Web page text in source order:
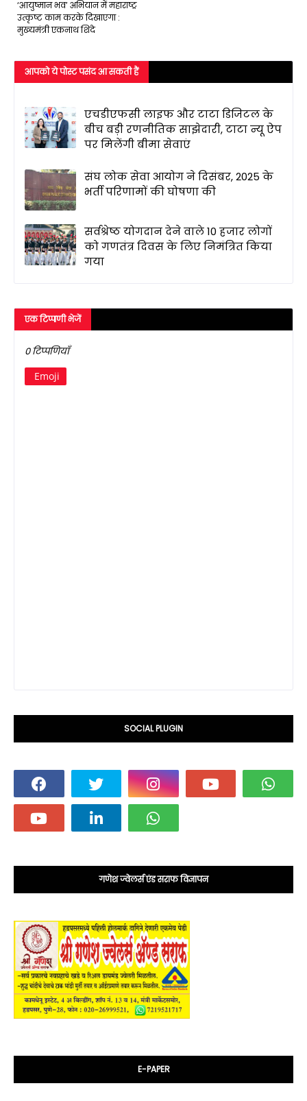
‘आयुष्मान भव’ अभियान में महाराष्ट्र
उत्कृष्ट काम करके दिखाएगा :
मुख्यमंत्री एकनाथ शिंदे
आपको ये पोस्ट पसंद आ सकती हैं
एचडीएफसी लाइफ और टाटा डिजिटल के
बीच बड़ी रणनीतिक साझेदारी, टाटा न्यू ऐप
पर मिलेंगी बीमा सेवाएं
संघ लोक सेवा आयोग ने दिसंबर, 2025 के
भर्ती परिणामों की घोषणा की
सर्वश्रेष्ठ योगदान देने वाले 10 हजार लोगों
को गणतंत्र दिवस के लिए निमंत्रित किया
गया
एक टिप्पणी भेजें
0 टिप्पणियाँ
Emoji
SOCIAL PLUGIN
गणेश ज्वेलर्स एंड सराफ विज्ञापन
E-PAPER